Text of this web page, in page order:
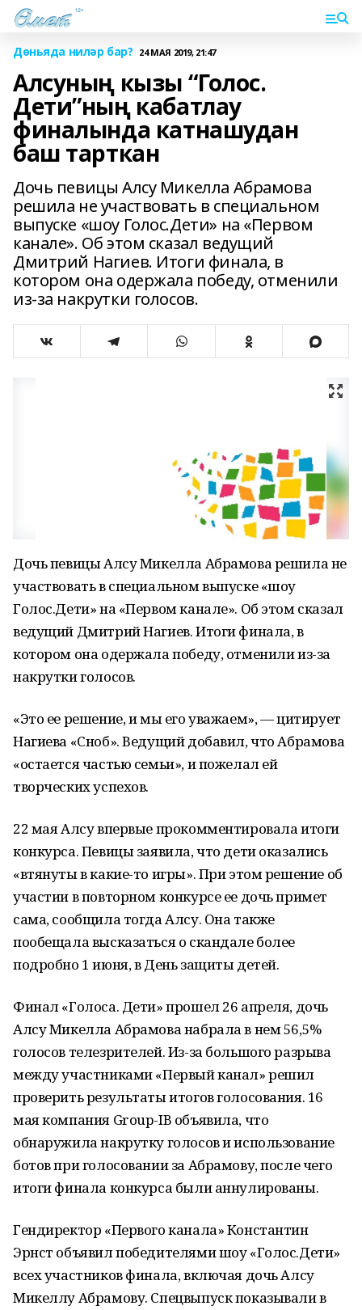
Дөньяда ниләр бар? 24 МАЯ 2019, 21:47
Алсуның кызы “Голос.
Дети”ның кабатлау
финалында катнашудан
баш тарткан
Дочь певицы Алсу Микелла Абрамова
решила не участвовать в специальном
выпуске «шоу Голос.Дети» на «Первом
канале». Об этом сказал ведущий
Дмитрий Нагиев. Итоги финала, в
котором она одержала победу, отменили
из-за накрутки голосов.
Дочь певицы Алсу Микелла Абрамова решила не
участвовать в специальном выпуске «шоу
Голос.Дети» на «Первом канале». Об этом сказал
ведущий Дмитрий Нагиев. Итоги финала, в
котором она одержала победу, отменили из-за
накрутки голосов.
«Это ее решение, и мы его уважаем», — цитирует
Нагиева «Сноб». Ведущий добавил, что Абрамова
«остается частью семьи», и пожелал ей
творческих успехов.
22 мая Алсу впервые прокомментировала итоги
конкурса. Певицы заявила, что дети оказались
«втянуты в какие-то игры». При этом решение об
участии в повторном конкурсе ее дочь примет
сама, сообщила тогда Алсу. Она также
пообещала высказаться о скандале более
подробно 1 июня, в День защиты детей.
Финал «Голоса. Дети» прошел 26 апреля, дочь
Алсу Микелла Абрамова набрала в нем 56,5%
голосов телезрителей. Из-за большого разрыва
между участниками «Первый канал» решил
проверить результаты итогов голосования. 16
мая компания Group-IB объявила, что
обнаружила накрутку голосов и использование
ботов при голосовании за Абрамову, после чего
итоги финала конкурса были аннулированы.
Гендиректор «Первого канала» Константин
Эрнст объявил победителями шоу «Голос.Дети»
всех участников финала, включая дочь Алсу
Микеллу Абрамову. Спецвыпуск показывали в